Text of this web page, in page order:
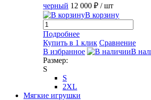
черный 12 000 ₽ / шт
В корзину
Подробнее
Купить в 1 клик Сравнение
В избранное
В
Размер:
S
S
2XL
Мягкие игрушки